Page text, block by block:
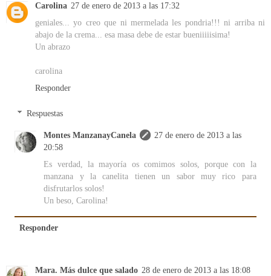
Carolina 27 de enero de 2013 a las 17:32
geniales... yo creo que ni mermelada les pondria!!! ni arriba ni
abajo de la crema... esa masa debe de estar bueniiiiisima!
Un abrazo
carolina
Responder
Respuestas
Montes ManzanayCanela
27 de enero de 2013 a las
20:58
Es verdad, la mayoría os comimos solos, porque con la
manzana y la canelita tienen un sabor muy rico para
disfrutarlos solos!
Un beso, Carolina!
Responder
Mara. Más dulce que salado 28 de enero de 2013 a las 18:08